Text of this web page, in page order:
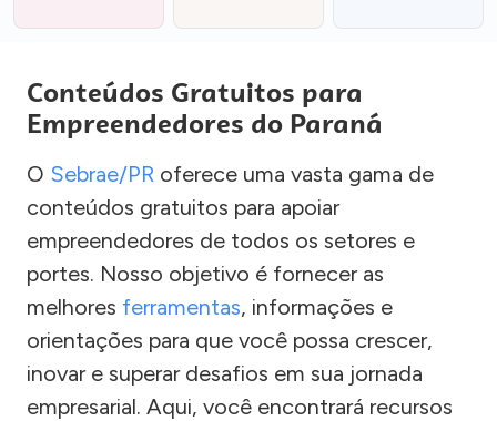
Conteúdos Gratuitos para
Empreendedores do Paraná
O Sebrae/PR oferece uma vasta gama de
conteúdos gratuitos para apoiar
empreendedores de todos os setores e
portes. Nosso objetivo é fornecer as
melhores ferramentas, informações e
orientações para que você possa crescer,
inovar e superar desafios em sua jornada
empresarial. Aqui, você encontrará recursos